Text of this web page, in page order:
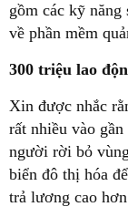
gồm các kỹ
về phần mềm
300 triệu lao
Xin được nhắc
rất nhiều vào
người rời bỏ
biển đô thị hóa
trả lương cao